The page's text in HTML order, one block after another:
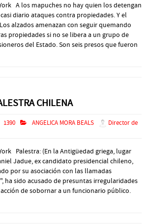
A los mapuches no hay quien los detengan
diario ataques contra propiedades. Y el
alzados amenazan con seguir quemando
propiedades si no se libera a un grupo de
del Estado. Son seis presos que fueron
CHILENA
1390 ANGELICA MORA BEALS
Director de
Palestra: (En la Antigüedad griega, lugar
Jadue, ex candidato presidencial chileno,
por su asociación con las llamadas
ha sido acusado de presuntas irregularidades
de sobornar a un funcionario público.